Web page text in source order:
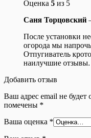
Оценка 5 из 5
Саня Торцовский
После установки
огорода мы
Отпугиватель
наилучшие отзывы.
Добавить отзыв
Ваш адрес email не будет
помечены *
Ваша оценка *